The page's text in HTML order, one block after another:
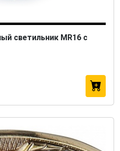
светильник MR16 с